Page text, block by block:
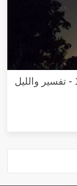
حديث الجمعة الديني - الحلقة : 1 - تفسير والليل